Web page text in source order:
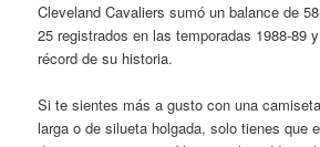
Cleveland Cavaliers sumó un balance de
25 registrados en las temporadas 1988-89
récord de su historia.
Si te sientes más a gusto con una
larga o de silueta holgada, solo tienes que